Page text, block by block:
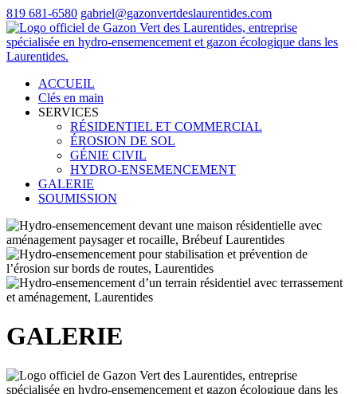
819 681-6580 gabriel@gazonvertdeslaurentides.com
ACCUEIL
Clés en main
SERVICES
RÉSIDENTIEL ET COMMERCIAL
ÉROSION DE SOL
GÉNIE CIVIL
HYDRO-ENSEMENCEMENT
GALERIE
SOUMISSION
GALERIE